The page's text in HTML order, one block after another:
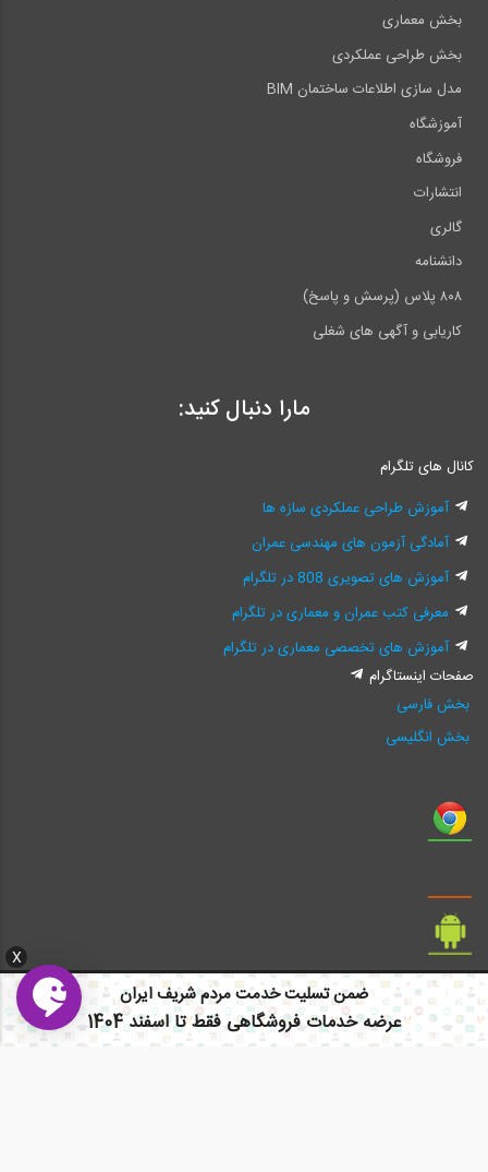
X
ضمن تسلیت خدمت مردم شریف ایران
عرضه خدمات فروشگاهی فقط تا اسفند 1404
بخش معماری
بخش طراحی عملکردی
مدل سازی اطلاعات ساختمان BIM
آموزشگاه
فروشگاه
انتشارات
گالری
دانشنامه
۸۰۸ پلاس (پرسش و پاسخ)
کاریابی و آگهی های شغلی
مارا دنبال کنید:
کانال های تلگرام
آموزش طراحی عملکردی سازه ها
آمادگی آزمون های مهندسی عمران
آموزش های تصویری 808 در تلگرام
معرفی کتب عمران و معماری در تلگرام
آموزش های تخصصی معماری در تلگرام
صفحات اینستاگرام
بخش فارسی
بخش انگلیسی